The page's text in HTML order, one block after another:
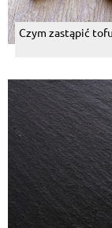
Czym zastąpić